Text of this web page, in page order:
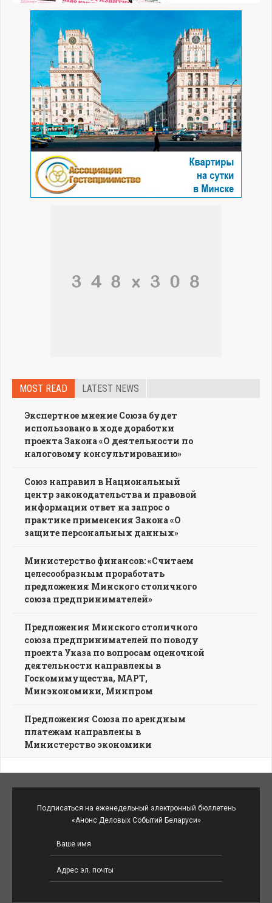
MOST READ LATEST NEWS
Экспертное мнение Союза будет
использовано в ходе доработки
проекта Закона «О деятельности по
налоговому консультированию»
Союз направил в Национальный
центр законодательства и правовой
информации ответ на запрос о
практике применения Закона «О
защите персональных данных»
Министерство финансов: «Считаем
целесообразным проработать
предложения Минского столичного
союза предпринимателей»
Предложения Минского столичного
союза предпринимателей по поводу
проекта Указа по вопросам оценочной
деятельности направлены в
Госкомимущества, МАРТ,
Минэкономики, Минпром
Предложения Союза по арендным
платежам направлены в
Министерство экономики
Подписаться на еженедельный электронный бюллетень
«Анонс Деловых Событий Беларуси»